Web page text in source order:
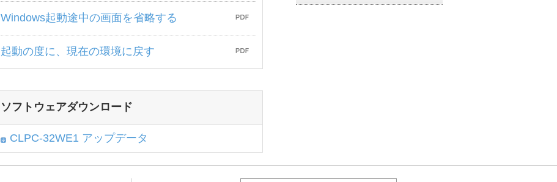
Windows起動途中の画面を省略する
起動の度に、現在の環境に戻す
ソフトウェアダウンロード
CLPC-32WE1 アップデータ